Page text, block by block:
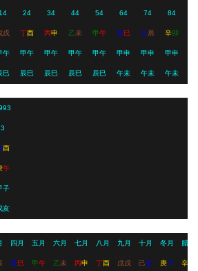
14 24 34 44 54 64 74 84
戌 丁酉 丙申 乙未 甲午 癸巳 壬辰 辛卯
午 甲午 甲午 甲午 甲午 甲申 甲申 甲申
巳 辰巳 辰巳 辰巳 辰巳 午未 午未 午未
3
酉
午
子
亥
四月 五月 六月 七月 八月 九月 十月 冬月 腊月
癸巳 甲午 乙未 丙申 丁酉 戊戌 己亥 庚子 辛